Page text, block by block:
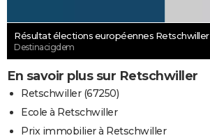
Résultat élections européennes Retschwiller
Destinacigdem
En savoir plus sur Retschwiller
Retschwiller (67250)
Ecole à Retschwiller
Prix immobilier à Retschwiller